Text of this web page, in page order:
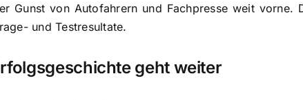
Gunst von Autofahrern und Fachpresse weit vorne.
und Testresultate.
geht weiter